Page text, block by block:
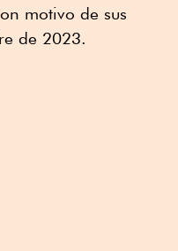
motivo de sus
de 2023.